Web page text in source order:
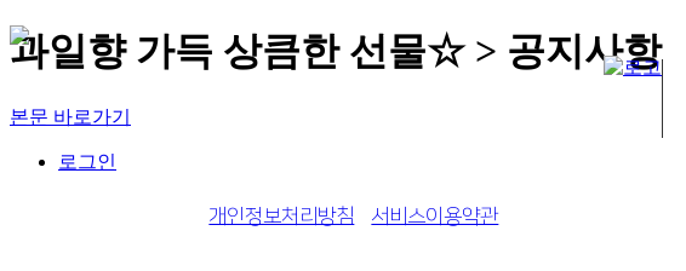
과일향 가득 상큼한 선물☆ > 공지사항
본문 바로가기
로그인
개인정보처리방침 서비스이용약관